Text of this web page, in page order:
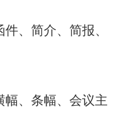
件、 简介、 简报、
幅、条幅、会议主